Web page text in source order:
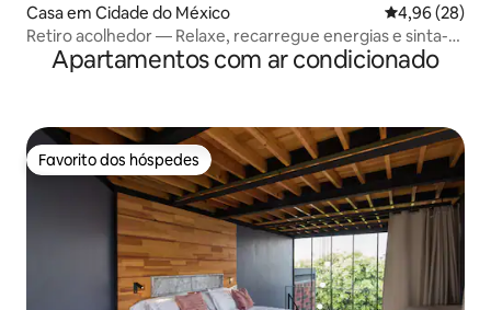
Casa em Cidade do México Classificação
4,96 (28)
Retiro acolhedor — Relaxe, recarregue energias e sinta-
se em casa
Apartamentos com ar condicionado
Favorito dos hóspedes
Favorito dos hóspedes